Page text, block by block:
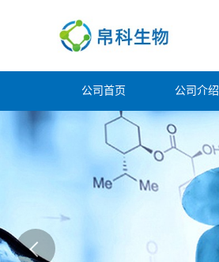
公司首页 公司介绍